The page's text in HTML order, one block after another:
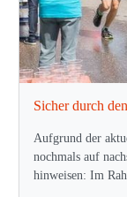
Aufgrund der
nochmals auf
hinweisen: Im